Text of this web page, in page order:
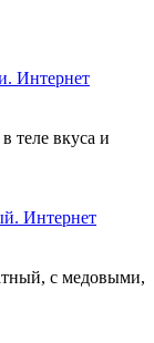
теле вкуса и
с медовыми,